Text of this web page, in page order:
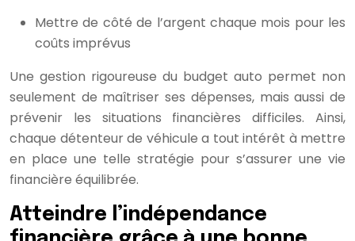
Mettre de côté de l’argent chaque mois pour les
coûts imprévus
Une gestion rigoureuse du budget auto permet non
seulement de maîtriser ses dépenses, mais aussi de
prévenir les situations financières difficiles. Ainsi,
chaque détenteur de véhicule a tout intérêt à mettre
en place une telle stratégie pour s’assurer une vie
financière équilibrée.
Atteindre l’indépendance